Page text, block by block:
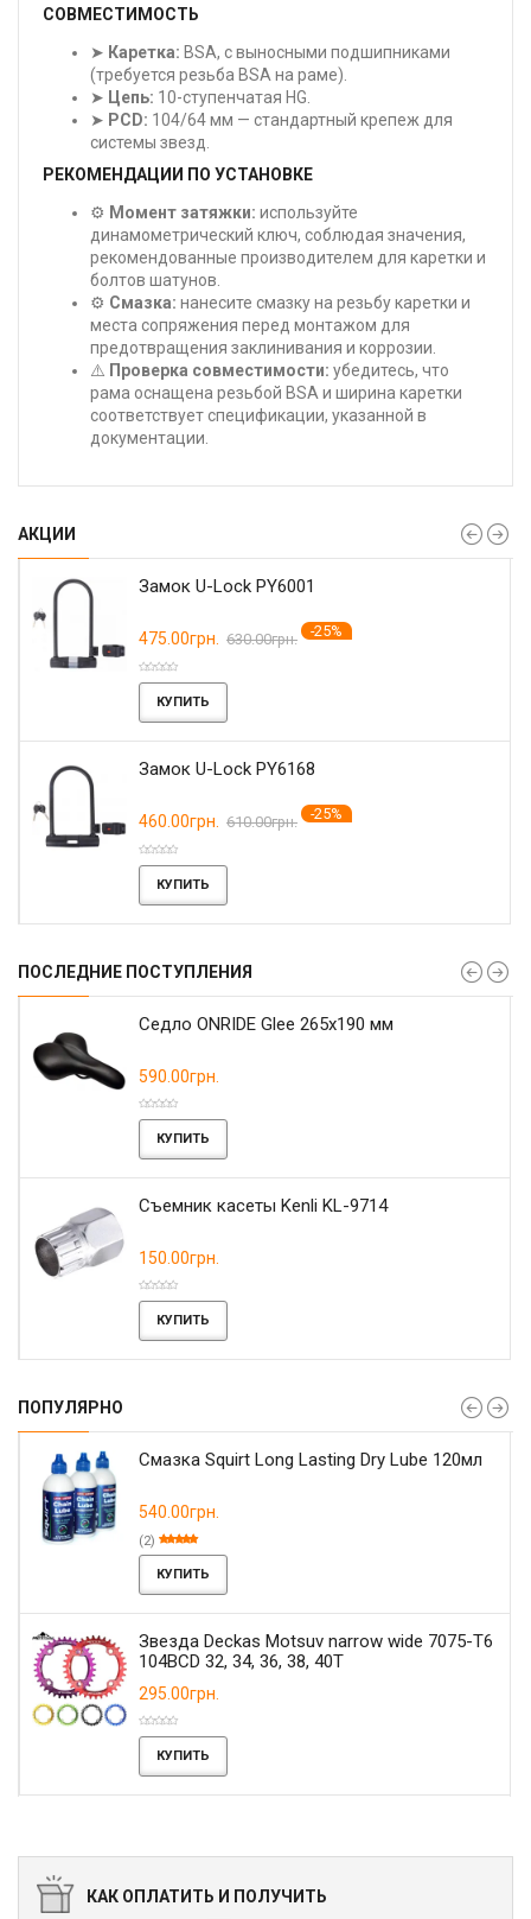
СОВМЕСТИМОСТЬ
➤ Каретка: BSA, с выносными подшипниками
(требуется резьба BSA на раме).
➤ Цепь: 10-ступенчатая HG.
➤ PCD: 104/64 мм — стандартный крепеж для
системы звезд.
РЕКОМЕНДАЦИИ ПО УСТАНОВКЕ
⚙️ Момент затяжки: используйте
динамометрический ключ, соблюдая значения,
рекомендованные производителем для каретки и
болтов шатунов.
⚙️ Смазка: нанесите смазку на резьбу каретки и
места сопряжения перед монтажом для
предотвращения заклинивания и коррозии.
⚠️ Проверка совместимости: убедитесь, что
рама оснащена резьбой BSA и ширина каретки
соответствует спецификации, указанной в
документации.
АКЦИИ
Замок U-Lock PY6001
475.00грн. 630.00грн. -25%
КУПИТЬ
Замок U-Lock PY6168
460.00грн. 610.00грн. -25%
КУПИТЬ
ПОСЛЕДНИЕ ПОСТУПЛЕНИЯ
Седло ONRIDE Glee 265x190 мм
590.00грн.
КУПИТЬ
Съемник касеты Kenli KL-9714
150.00грн.
КУПИТЬ
ПОПУЛЯРНО
Смазка Squirt Long Lasting Dry Lube 120мл
540.00грн.
(2)
КУПИТЬ
Звезда Deckas Motsuv narrow wide 7075-T6
104BCD 32, 34, 36, 38, 40T
295.00грн.
КУПИТЬ
КАК ОПЛАТИТЬ И ПОЛУЧИТЬ